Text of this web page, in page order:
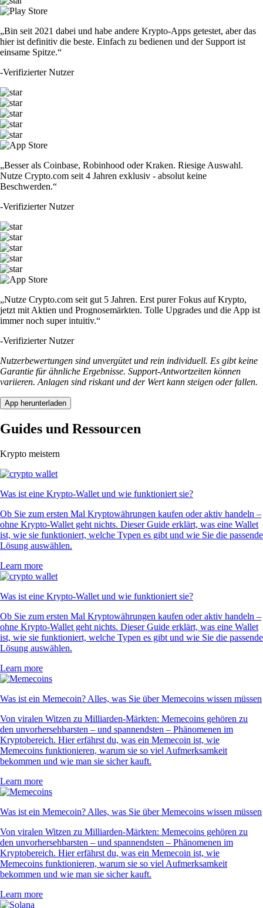
„Bin seit 2021 dabei und habe andere Krypto-Apps getestet, aber das
hier ist definitiv die beste. Einfach zu bedienen und der Support ist
einsame Spitze.“
-Verifizierter Nutzer
„Besser als Coinbase, Robinhood oder Kraken. Riesige Auswahl.
Nutze Crypto.com seit 4 Jahren exklusiv - absolut keine
Beschwerden.“
-Verifizierter Nutzer
„Nutze Crypto.com seit gut 5 Jahren. Erst purer Fokus auf Krypto,
jetzt mit Aktien und Prognosemärkten. Tolle Upgrades und die App ist
immer noch super intuitiv.“
-Verifizierter Nutzer
Nutzerbewertungen sind unvergütet und rein individuell. Es gibt keine
Garantie für ähnliche Ergebnisse. Support-Antwortzeiten können
variieren. Anlagen sind riskant und der Wert kann steigen oder fallen.
App herunterladen
Guides und Ressourcen
Krypto meistern
Was ist eine Krypto-Wallet und wie funktioniert sie?
Ob Sie zum ersten Mal Kryptowährungen kaufen oder aktiv handeln –
ohne Krypto-Wallet geht nichts. Dieser Guide erklärt, was eine Wallet
ist, wie sie funktioniert, welche Typen es gibt und wie Sie die passende
Lösung auswählen.
Learn more
Was ist eine Krypto-Wallet und wie funktioniert sie?
Ob Sie zum ersten Mal Kryptowährungen kaufen oder aktiv handeln –
ohne Krypto-Wallet geht nichts. Dieser Guide erklärt, was eine Wallet
ist, wie sie funktioniert, welche Typen es gibt und wie Sie die passende
Lösung auswählen.
Learn more
Was ist ein Memecoin? Alles, was Sie über Memecoins wissen müssen
Von viralen Witzen zu Milliarden-Märkten: Memecoins gehören zu
den unvorhersehbarsten – und spannendsten – Phänomenen im
Kryptobereich. Hier erfährst du, was ein Memecoin ist, wie
Memecoins funktionieren, warum sie so viel Aufmerksamkeit
bekommen und wie man sie sicher kauft.
Learn more
Was ist ein Memecoin? Alles, was Sie über Memecoins wissen müssen
Von viralen Witzen zu Milliarden-Märkten: Memecoins gehören zu
den unvorhersehbarsten – und spannendsten – Phänomenen im
Kryptobereich. Hier erfährst du, was ein Memecoin ist, wie
Memecoins funktionieren, warum sie so viel Aufmerksamkeit
bekommen und wie man sie sicher kauft.
Learn more